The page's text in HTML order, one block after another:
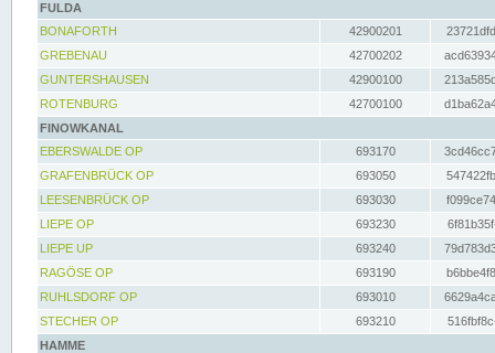
FULDA
BONAFORTH
42900201
GREBENAU
42700202
GUNTERSHAUSEN
42900100
ROTENBURG
42700100
FINOWKANAL
EBERSWALDE OP
693170
GRAFENBRÜCK OP
693050
LEESENBRÜCK OP
693030
LIEPE OP
693230
LIEPE UP
693240
RAGÖSE OP
693190
RUHLSDORF OP
693010
STECHER OP
693210
HAMME